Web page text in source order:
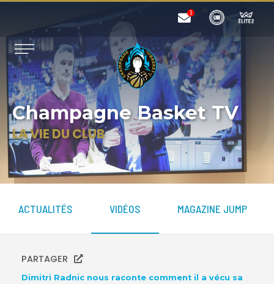
Champagne Basket TV
LA VIE DU CLUB
ACTUALITÉS VIDÉOS MAGAZINE JUMP
Dimitri Radnic nous raconte comment il a vécu sa
PARTAGER